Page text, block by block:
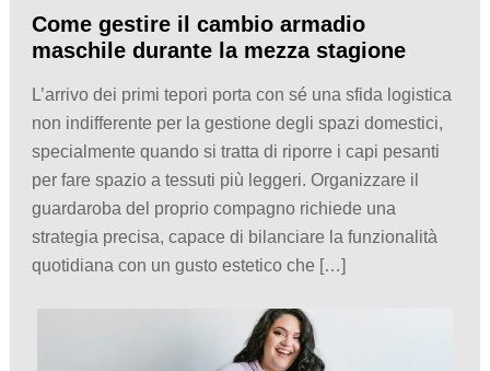
Come gestire il cambio armadio
maschile durante la mezza stagione
L’arrivo dei primi tepori porta con sé una sfida logistica
non indifferente per la gestione degli spazi domestici,
specialmente quando si tratta di riporre i capi pesanti
per fare spazio a tessuti più leggeri. Organizzare il
guardaroba del proprio compagno richiede una
strategia precisa, capace di bilanciare la funzionalità
quotidiana con un gusto estetico che […]